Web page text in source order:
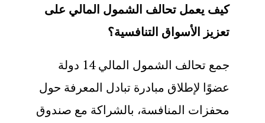
كيف يعمل تحالف الشمول المالي على
تعزيز الأسواق التنافسية؟
جمع تحالف الشمول المالي 14 دولة
عضوًا لإطلاقمبادرة تبادل المعرفة حول
محفزات المنافسة، بالشراكة مع صندوق